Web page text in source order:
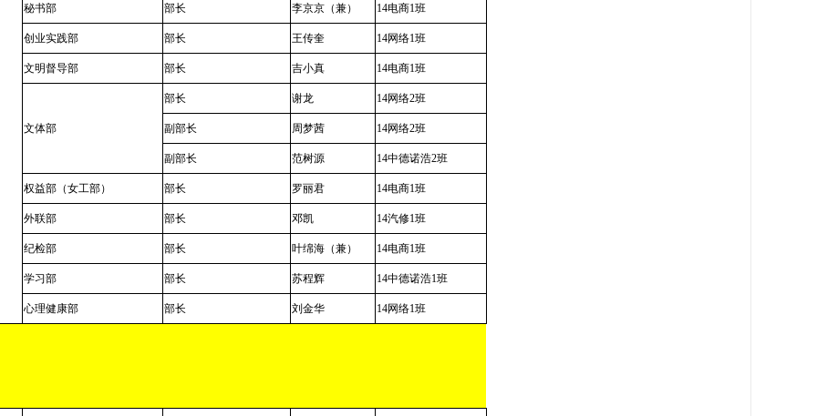
秘书部 部长 李京京（兼） 14电商1班
创业实践部 部长 王传奎 14网络1班
文明督导部 部长 吉小真 14电商1班
文体部
部长 谢龙 14网络2班
副部长 周梦茜 14网络2班
副部长 范树源 14中德诺浩2班
权益部（女工部） 部长 罗丽君 14电商1班
外联部 部长 邓凯 14汽修1班
纪检部 部长 叶绵海（兼） 14电商1班
学习部 部长 苏程辉 14中德诺浩1班
心理健康部 部长 刘金华 14网络1班